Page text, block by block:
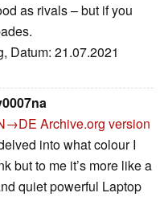
as rivals – but if you
Datum: 21.07.2021
Archive.org version
into what colour I
but to me it’s more like a
quiet powerful Laptop